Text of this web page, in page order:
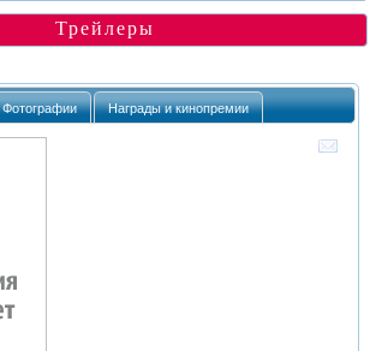
Трейлеры
Фотографии Награды и кинопремии